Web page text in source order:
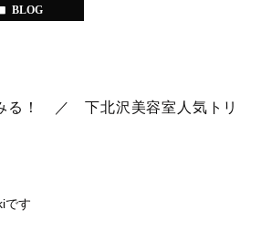
BLOG
る！ ／ 下北沢美容室人気トリ
です